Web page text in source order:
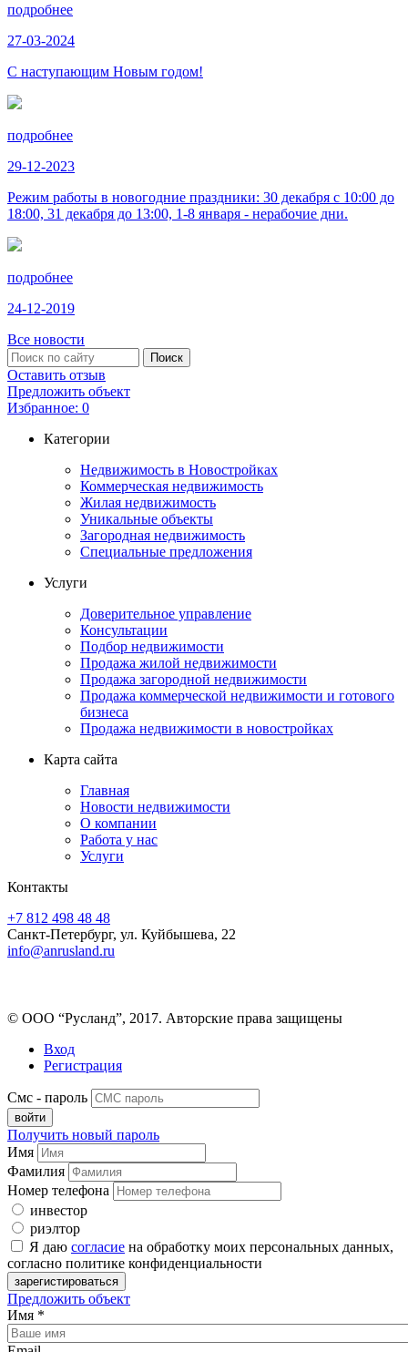
подробнее
27-03-2024
С наступающим Новым годом!
подробнее
29-12-2023
Режим работы в новогодние праздники: 30 декабря с 10:00 до
18:00, 31 декабря до 13:00, 1-8 января - нерабочие дни.
подробнее
24-12-2019
Все новости
Оставить отзыв
Предложить объект
Избранное: 0
Категории
Недвижимость в Новостройках
Коммерческая недвижимость
Жилая недвижимость
Уникальные объекты
Загородная недвижимость
Специальные предложения
Услуги
Доверительное управление
Консультации
Подбор недвижимости
Продажа жилой недвижимости
Продажа загородной недвижимости
Продажа коммерческой недвижимости и готового
бизнеса
Продажа недвижимости в новостройках
Карта сайта
Главная
Новости недвижимости
О компании
Работа у нас
Услуги
Контакты
+7 812 498 48 48
Санкт-Петербург, ул. Куйбышева, 22
info@anrusland.ru
© ООО “Русланд”, 2017. Авторские права защищены
Вход
Регистрация
Смс - пароль
Получить новый пароль
Имя
Фамилия
Номер телефона
инвестор
риэлтор
Я даю согласие на обработку моих персональных данных,
согласно политике конфиденциальности
Предложить объект
Имя *